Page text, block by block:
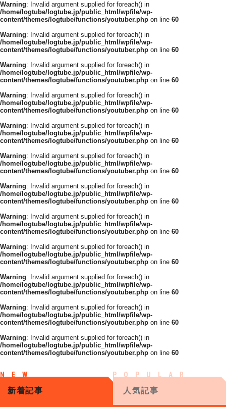
Warning: Invalid argument supplied for foreach() in
/home/logtube/logtube.jp/public_html/wpfile/wp-
content/themes/logtube/functions/youtuber.php on line 60
Warning: Invalid argument supplied for foreach() in
/home/logtube/logtube.jp/public_html/wpfile/wp-
content/themes/logtube/functions/youtuber.php on line 60
Warning: Invalid argument supplied for foreach() in
/home/logtube/logtube.jp/public_html/wpfile/wp-
content/themes/logtube/functions/youtuber.php on line 60
Warning: Invalid argument supplied for foreach() in
/home/logtube/logtube.jp/public_html/wpfile/wp-
content/themes/logtube/functions/youtuber.php on line 60
Warning: Invalid argument supplied for foreach() in
/home/logtube/logtube.jp/public_html/wpfile/wp-
content/themes/logtube/functions/youtuber.php on line 60
Warning: Invalid argument supplied for foreach() in
/home/logtube/logtube.jp/public_html/wpfile/wp-
content/themes/logtube/functions/youtuber.php on line 60
Warning: Invalid argument supplied for foreach() in
/home/logtube/logtube.jp/public_html/wpfile/wp-
content/themes/logtube/functions/youtuber.php on line 60
Warning: Invalid argument supplied for foreach() in
/home/logtube/logtube.jp/public_html/wpfile/wp-
content/themes/logtube/functions/youtuber.php on line 60
Warning: Invalid argument supplied for foreach() in
/home/logtube/logtube.jp/public_html/wpfile/wp-
content/themes/logtube/functions/youtuber.php on line 60
Warning: Invalid argument supplied for foreach() in
/home/logtube/logtube.jp/public_html/wpfile/wp-
content/themes/logtube/functions/youtuber.php on line 60
Warning: Invalid argument supplied for foreach() in
/home/logtube/logtube.jp/public_html/wpfile/wp-
content/themes/logtube/functions/youtuber.php on line 60
Warning: Invalid argument supplied for foreach() in
/home/logtube/logtube.jp/public_html/wpfile/wp-
content/themes/logtube/functions/youtuber.php on line 60
新着記事 人気記事